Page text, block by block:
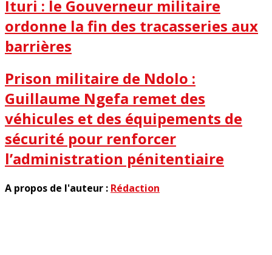
Ituri : le Gouverneur militaire
ordonne la fin des tracasseries aux
barrières
Prison militaire de Ndolo :
Guillaume Ngefa remet des
véhicules et des équipements de
sécurité pour renforcer
l’administration pénitentiaire
A propos de l'auteur : Rédaction